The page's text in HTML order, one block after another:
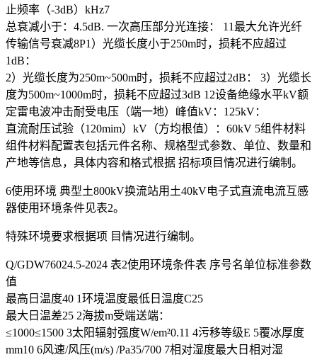
止频率（-3dB）kHz7
总衰减小于：4.5dB. 一次高压部分光连接： 11最大允许光纤
传输信号衰减8P1）光缆长度小于250m时，损耗不应超过
1dB：
2）光缆长度为250m~500m时，损耗不应超过2dB： 3）光缆长
度为500m~1000m时，损耗不应超过3dB 12设备绝缘水平kV额
定雷电波冲击耐受电压（端一地）峰值kV：125kV：
直流耐压试验（120mim）kV（方均根值）：60kV 5组件材料
组件材料配置表包括元件名称、规格型式参数、单位、数量和
产地等信息，具体内容和格式根据 招标项目情况进行编制。
6使用环境 典型土800kV换流站用土40kV电子式直流电流互感
器使用环境条件见表2。
特殊环境要求根据项 目情况进行编制。
Q/GDW76024.5-2024 表2使用环境条件表 序号名单位标准参数
值
最高日温度40 1环境温度最低日温度C25
最大日温差25 2海拔m受端送端：
≤1000≤1500 3太阳辐射强度W/em²0.11 4污移等级E 5覆冰厚度
mm10 6风速/风压(m/s) /Pa35/700 7相对湿度最大日相对湿